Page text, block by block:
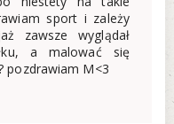
sport i zależy
zawsze wyglądał
a malować się
pozdrawiam M<3